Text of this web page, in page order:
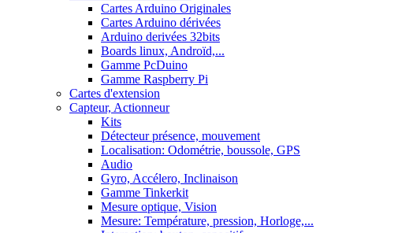
Cartes Arduino Originales
Cartes Arduino dérivées
Arduino derivées 32bits
Boards linux, Androïd,...
Gamme PcDuino
Gamme Raspberry Pi
Cartes d'extension
Capteur, Actionneur
Kits
Détecteur présence, mouvement
Localisation: Odométrie, boussole, GPS
Audio
Gyro, Accélero, Inclinaison
Gamme Tinkerkit
Mesure optique, Vision
Mesure: Température, pression, Horloge,...